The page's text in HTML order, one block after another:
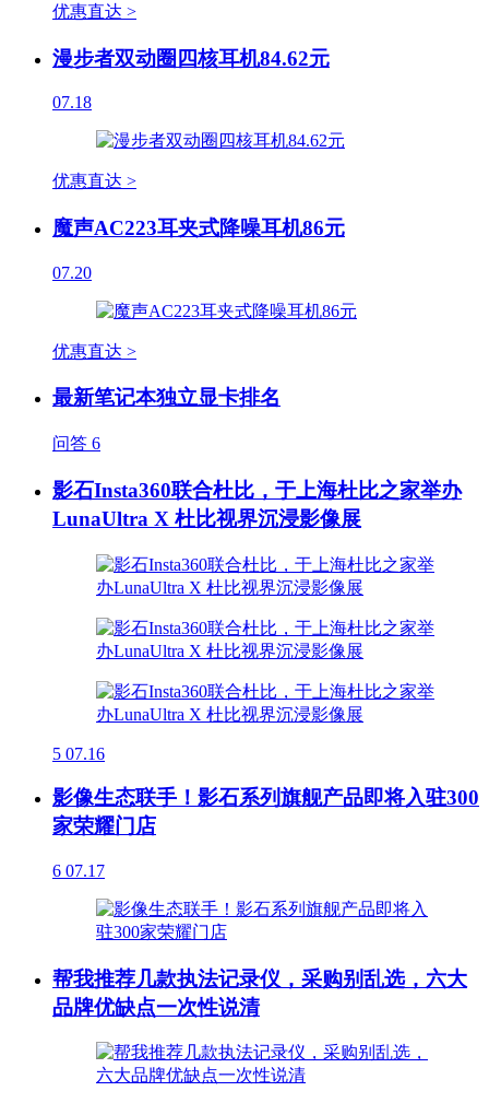
优惠直达 >
漫步者双动圈四核耳机84.62元
07.18
优惠直达 >
魔声AC223耳夹式降噪耳机86元
07.20
优惠直达 >
最新笔记本独立显卡排名
问答 6
影石Insta360联合杜比，于上海杜比之家举办
LunaUltra X 杜比视界沉浸影像展
5 07.16
影像生态联手！影石系列旗舰产品即将入驻300
家荣耀门店
6 07.17
帮我推荐几款执法记录仪，采购别乱选，六大
品牌优缺点一次性说清